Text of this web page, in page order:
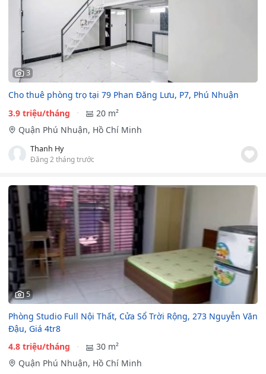
3
Cho thuê phòng trọ tại 79 Phan Đăng Lưu, P7, Phú Nhuận
3.9 triệu/tháng
20 m²
Quận Phú Nhuận, Hồ Chí Minh
Thanh Hy
Đăng 2 tháng trước
5
Phòng Studio Full Nội Thất, Cửa Sổ Trời Rộng, 273 Nguyễn Văn
Đậu, Giá 4tr8
4.8 triệu/tháng
30 m²
Quận Phú Nhuận, Hồ Chí Minh